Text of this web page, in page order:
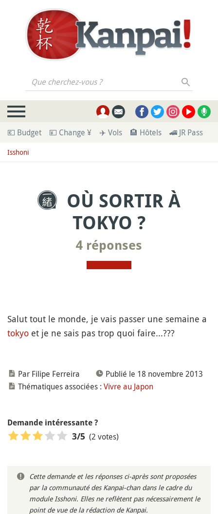
Que cherchez-vous ?
💶 Budget 💴 Change ¥ ✈️ Vols 🏨 Hôtels 🚄 JR Pass
Isshoni
OÙ SORTIR À
TOKYO ?
4 réponses
Salut tout le monde, je vais passer une semaine a
tokyo et je ne sais pas trop quoi faire...???
Par Filipe Ferreira
Publié le 18 novembre 2013
Thématiques associées : Vivre au Japon
Demande intéressante ?
3/5 (2 votes)
Cette demande et les réponses ci-après sont proposées
par la communauté des Kanpai-chan dans le cadre du
module Isshoni. Elles ne reflètent pas nécessairement le
point de vue de la rédaction de Kanpai.